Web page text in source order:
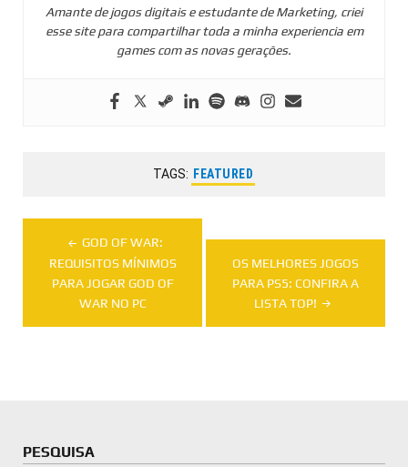
Amante de jogos digitais e estudante de Marketing, criei
esse site para compartilhar toda a minha experiencia em
games com as novas gerações.
TAGS: FEATURED
Navegação
de
Post
GOD OF WAR:
REQUISITOS MÍNIMOS
PARA JOGAR GOD OF
WAR NO PC
OS MELHORES JOGOS
PARA PS5: CONFIRA A
LISTA TOP!
PESQUISA